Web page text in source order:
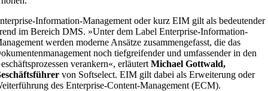
Information-Management oder kurz EIM gilt als bedeutender
im Bereich DMS. »Unter dem Label Enterprise-Information-
werden moderne Ansätze zusammengefasst, die das
noch tiefgreifender und umfassender in den
verankern«, erläutertMichael Gottwald,
von Softselect. EIM gilt dabei als Erweiterung oder
des Enterprise-Content-Management (ECM).